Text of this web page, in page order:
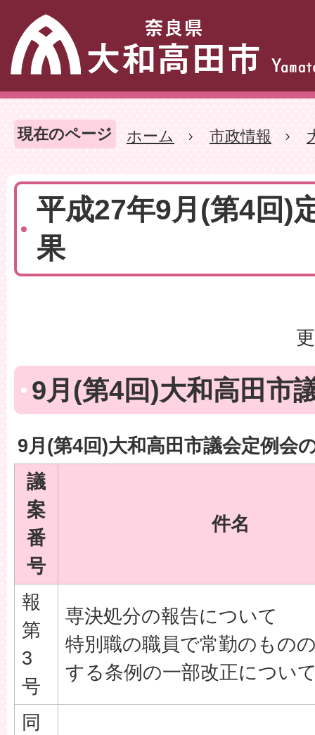
現在のページ ホーム 市政情報
平成27年9月(第4回)
果
9月(第4回)大和高田市
9月(第4回)大和高田市議会定例会
議
案
番
号
件名
報
第
3
号
専決処分の報告について
特別職の職員で常勤のもの
する条例の一部改正につい
同